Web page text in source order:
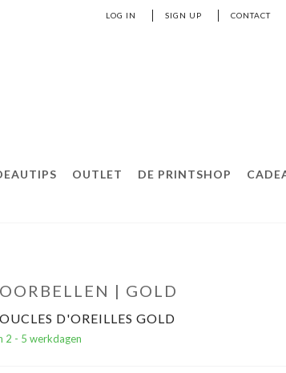
LOG IN SIGN UP CONTACT
OUTLET DE PRINTSHOP
| GOLD
D'OREILLES GOLD
2 - 5 werkdagen